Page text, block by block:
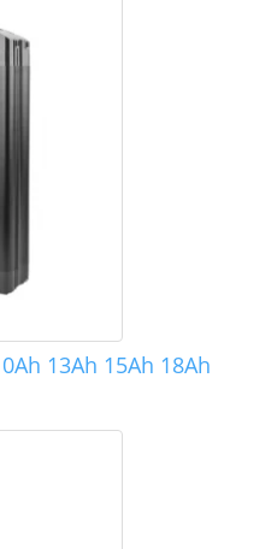
13Ah 15Ah 18Ah